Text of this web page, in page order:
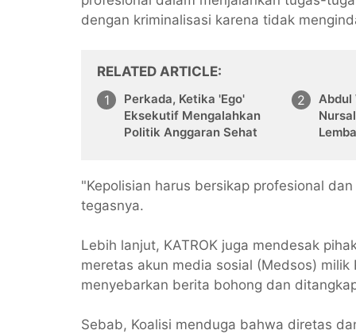
dengan kriminalisasi karena tidak
RELATED ARTICLE
Perkada, Ketika 'Ego'
Eksekutif Mengalahkan
Politik Anggaran Sehat
Abdul
"Kepolisian harus bersikap profesional
tegasnya.
Lebih lanjut, KATROK juga mendesak
meretas akun media sosial (Medsos)
menyebarkan berita bohong dan
Sebab, Koalisi menduga bahwa diretas